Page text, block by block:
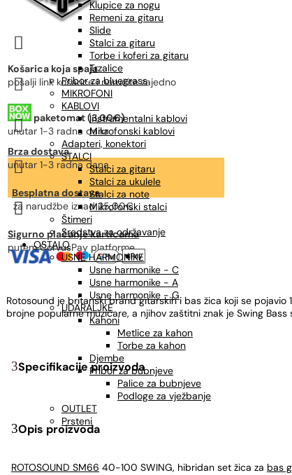
Klupice za nogu
Remeni za gitaru
Slide
Stalci za gitaru
Torbe i koferi za gitaru
Trzalice
Pribor za bluegrass
MIKROFONI
KABLOVI
Instrumentalni kablovi
Mikrofonski kablovi
Adapteri, konektori
STALCI
Stalci za gitaru
Stalci za ukulele
Stalci za note
Mikrofonski stalci
Štimeri
Sredstva za održavanje
OSTALO
USNE HARMONIKE
Usne harmonike - C
Usne harmonike - A
Usne harmonike - G
UDARALJKE
Kahoni
Metlice za kahon
Torbe za kahon
Djembe
Pribor za bubnjeve
Palice za bubnjeve
Podloge za vježbanje
OUTLET
Prsteni

Košarica koja spaja
pošalji link košarice i naručite zajedno

paketomat (3,00€)
unutar 1-3 radna dana

Brza dostava
unutar 1-3 radna dana

Besplatna dostava
za narudžbe iznad 25,00€

Sigurno plaćanje karticama
putem CorvusPay platforme
Rotosound je britanski brand gitarskih i bas žica koji se
brojne popularne muzičare, a njihov zaštitni znak je Swing
Specifikacije proizvoda
Opis proizvoda
ROTOSOUND SM66 40-100 SWING, hibridan set žica za bas